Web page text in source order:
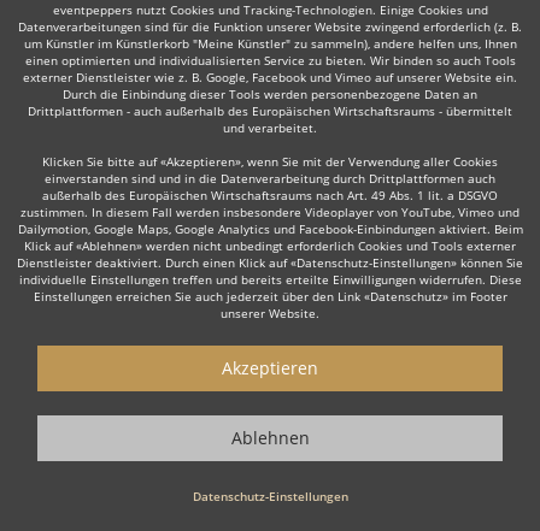
Auch interessant:
Trompeter Trauerredner Dudelsackspieler
Starten Sie mit dem Button 'Kostenlos anfragen' eine Anfrage an die für
Sie interessanten Solomusiker - also z. B. bestimmte Sänger. Diesen
Button finden Sie auf den jeweiligen Künstler-Profil-Seiten der Musiker.
eventpeppers nutzt Cookies und Tracking-Technologien. Einige Cookies und
Datenverarbeitungen sind für die Funktion unserer Website zwingend erforderlich (z. B.
um Künstler im Künstlerkorb "Meine Künstler" zu sammeln), andere helfen uns, Ihnen
einen optimierten und individualisierten Service zu bieten. Wir binden so auch Tools
externer Dienstleister wie z. B. Google, Facebook und Vimeo auf unserer Website ein.
Durch die Einbindung dieser Tools werden personenbezogene Daten an
Drittplattformen - auch außerhalb des Europäischen Wirtschaftsraums - übermittelt
und verarbeitet.
Klicken Sie bitte auf «Akzeptieren», wenn Sie mit der Verwendung aller Cookies
einverstanden sind und in die Datenverarbeitung durch Drittplattformen auch
außerhalb des Europäischen Wirtschaftsraums nach Art. 49 Abs. 1 lit. a DSGVO
zustimmen. In diesem Fall werden insbesondere Videoplayer von YouTube, Vimeo und
Dailymotion, Google Maps, Google Analytics und Facebook-Einbindungen aktiviert. Beim
Klick auf «Ablehnen» werden nicht unbedingt erforderlich Cookies und Tools externer
Dienstleister deaktiviert. Durch einen Klick auf «Datenschutz-Einstellungen» können Sie
individuelle Einstellungen treffen und bereits erteilte Einwilligungen widerrufen. Diese
Einstellungen erreichen Sie auch jederzeit über den Link «Datenschutz» im Footer
unserer Website.
Datenschutz-Einstellungen
Akzeptieren
Ablehnen